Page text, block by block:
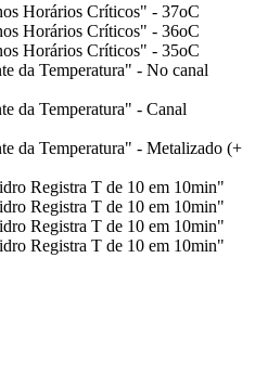
Horários Críticos" - 37oC
Horários Críticos" - 36oC
Horários Críticos" - 35oC
da Temperatura" - No canal
da Temperatura" - Canal
da Temperatura" - Metalizado (+
Registra T de 10 em 10min"
Registra T de 10 em 10min"
Registra T de 10 em 10min"
Registra T de 10 em 10min"